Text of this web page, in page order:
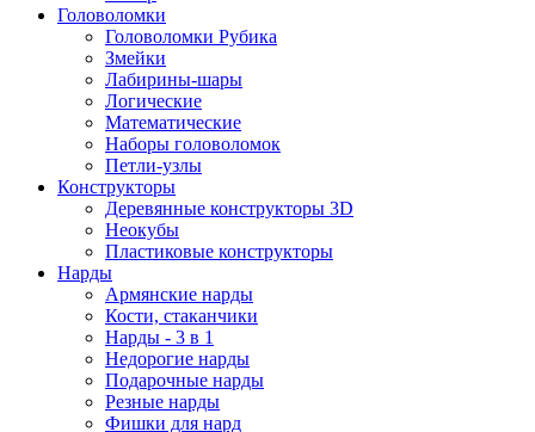
Головоломки
Головоломки Рубика
Змейки
Лабирины-шары
Логические
Математические
Наборы головоломок
Петли-узлы
Конструкторы
Деревянные конструкторы 3D
Неокубы
Пластиковые конструкторы
Нарды
Армянские нарды
Кости, стаканчики
Нарды - 3 в 1
Недорогие нарды
Подарочные нарды
Резные нарды
Фишки для нард